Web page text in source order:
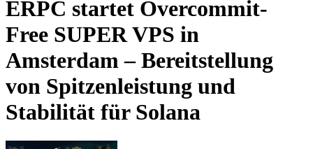
ERPC startet Overcommit-
Free SUPER VPS in
Amsterdam – Bereitstellung
von Spitzenleistung und
Stabilität für Solana